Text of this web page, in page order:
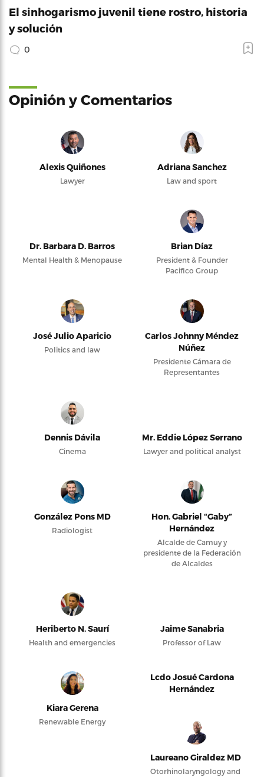
El sinhogarismo juvenil tiene rostro, historia
y solución
0
Opinión y Comentarios
Alexis Quiñones
Lawyer
Adriana Sanchez
Law and sport
Dr. Barbara D. Barros
Mental Health & Menopause
Brian Díaz
President & Founder
Pacifico Group
José Julio Aparicio
Politics and law
Carlos Johnny Méndez
Núñez
Presidente Cámara de
Representantes
Dennis Dávila
Cinema
Mr. Eddie López Serrano
Lawyer and political analyst
González Pons MD
Radiologist
Hon. Gabriel “Gaby”
Hernández
Alcalde de Camuy y
presidente de la Federación
de Alcaldes
Heriberto N. Saurí
Health and emergencies
Jaime Sanabria
Professor of Law
Kiara Gerena
Renewable Energy
Lcdo Josué Cardona
Hernández
Laureano Giraldez MD
Otorhinolaryngology and